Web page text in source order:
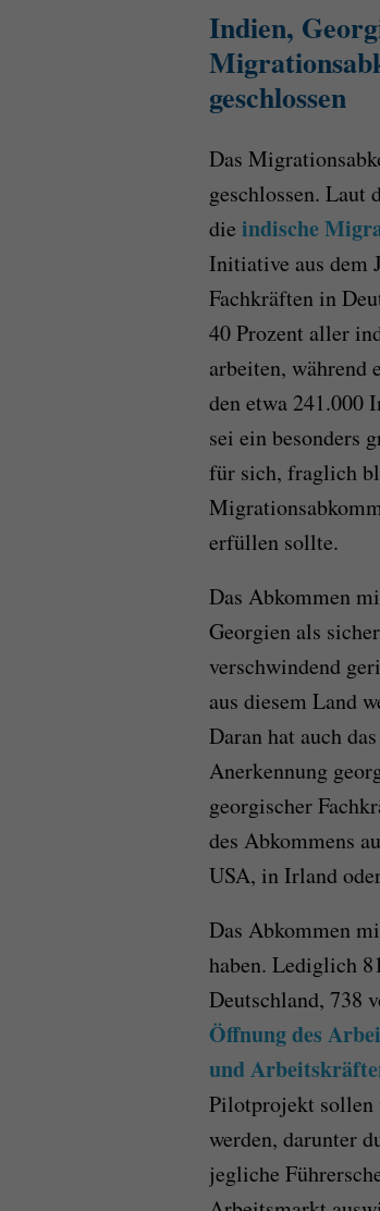
Indien,
geschlossen
Das
geschlossen. Laut
die indische
Initiative aus dem
Fachkräften in
40 Prozent aller
arbeiten, während
den etwa 241.000
sei ein besonders
für sich, fraglich
erfüllen sollte.
Das Abkommen
Georgien als
verschwindend
aus diesem Land
Daran hat auch
Anerkennung
georgischer
des Abkommens
USA, in Irland
Das Abkommen
haben. Lediglich
Deutschland, 738
Öffnung des
und
Pilotprojekt sollen
werden, darunter
jegliche